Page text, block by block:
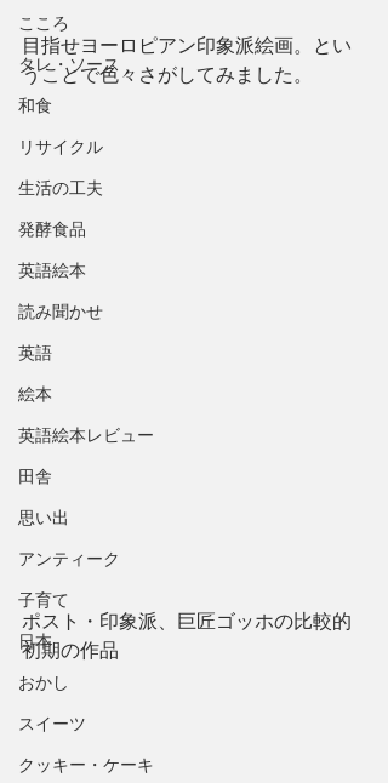
こころ
タレ・ソース
和食
リサイクル
生活の工夫
発酵食品
英語絵本
読み聞かせ
英語
絵本
英語絵本レビュー
田舎
思い出
アンティーク
子育て
日本
おかし
スイーツ
クッキー・ケーキ
目指せヨーロピアン印象派絵画。とい
うことで色々さがしてみました。
ポスト・印象派、巨匠ゴッホの比較的
初期の作品